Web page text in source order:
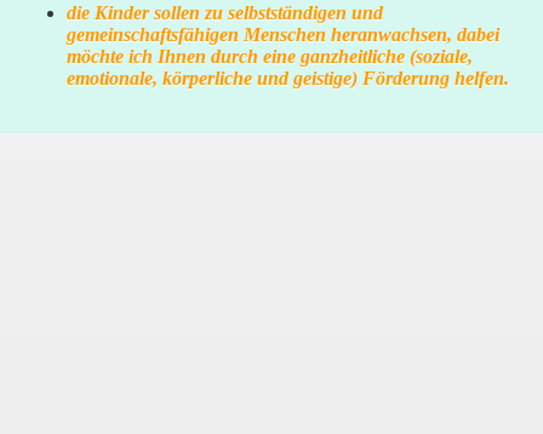
die Kinder sollen zu selbstständigen und
gemeinschaftsfähigen Menschen heranwachsen, dabei
möchte ich Ihnen durch eine ganzheitliche (soziale,
emotionale, körperliche und geistige) Förderung helfen.